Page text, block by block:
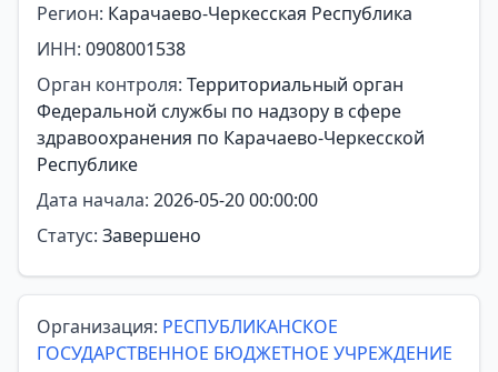
Регион: Карачаево-Черкесская Республика
ИНН: 0908001538
Орган контроля: Территориальный орган
Федеральной службы по надзору в сфере
здравоохранения по Карачаево-Черкесской
Республике
Дата начала: 2026-05-20 00:00:00
Статус: Завершено
Организация: РЕСПУБЛИКАНСКОЕ
ГОСУДАРСТВЕННОЕ БЮДЖЕТНОЕ УЧРЕЖДЕНИЕ